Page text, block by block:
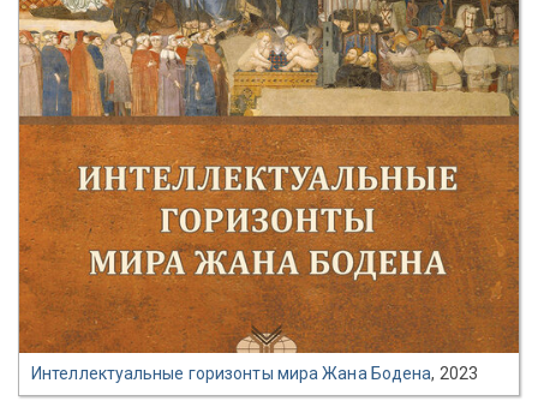
Интеллектуальные горизонты мира Жана Бодена, 2023